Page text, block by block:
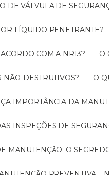
DE VÁLVULA DE
LÍQUIDO PENETRANTE?
ACORDO COM A NR13?
NÃO-DESTRUTIVOS? O
IMPORTÂNCIA DA
INSPEÇÕES DE
MANUTENÇÃO: O